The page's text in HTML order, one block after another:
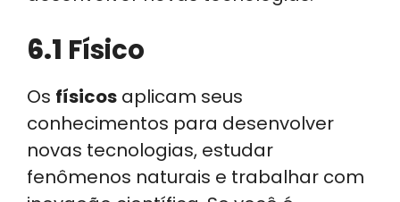
6.1 Físico
Os físicos aplicam seus
conhecimentos para desenvolver
novas tecnologias, estudar
fenômenos naturais e trabalhar com